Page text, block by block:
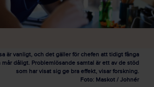
är vanligt, och det gäller för chefen att tidigt fånga
mår dåligt. Problemlösande samtal är ett av de stöd
som har visat sig ge bra effekt, visar forskning.
Foto: Maskot / Johnér